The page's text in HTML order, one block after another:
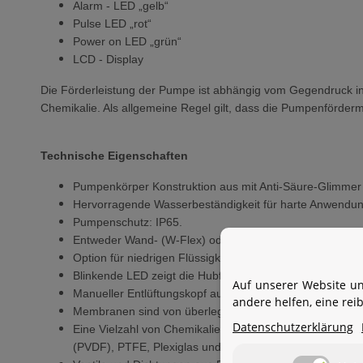
Alarm - LED „gelb“
Pulse LED „rot“
Power on LED „grün“
LCD - Display
Die Förderleistung der Pumpe ist abhängig vom Gegendruck
Chemikalie. Als allgemeine Regel gilt, dass die
Technische Eigenschaften
Pumpenkörper Konstruktion aus mit Anti-Säure-
Hervorragende Wasserbeständigkeit für harte
Pumpenschutz: IP65.
Entweder Wand- (W-Flex) oder Fußmontage (F-Flex)
Option für niedrigen Flüssigkeitsstand verfügbar, um
Blinkende LED zeigt die Hubfrequenz der Pumpe an.
Manueller Entlüftungskopf aus Polypropylen für
Membranen sind von überlegener Konstruktion
Eine Vielzahl von Chemikalien können aufgrund
(PVDF), PTFE, Plexiglas und 316SS.
Auf unserer Website
andere helfen, eine
Datenschutzerklärung